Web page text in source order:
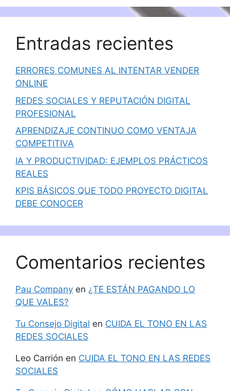
Entradas recientes
ERRORES COMUNES AL INTENTAR VENDER
ONLINE
REDES SOCIALES Y REPUTACIÓN DIGITAL
PROFESIONAL
APRENDIZAJE CONTINUO COMO VENTAJA
COMPETITIVA
IA Y PRODUCTIVIDAD: EJEMPLOS PRÁCTICOS
REALES
KPIS BÁSICOS QUE TODO PROYECTO DIGITAL
DEBE CONOCER
Comentarios recientes
Pau Company en ¿TE ESTÁN PAGANDO LO
QUE VALES?
Tu Consejo Digital en CUIDA EL TONO EN LAS
REDES SOCIALES
Leo Carrión en CUIDA EL TONO EN LAS REDES
SOCIALES